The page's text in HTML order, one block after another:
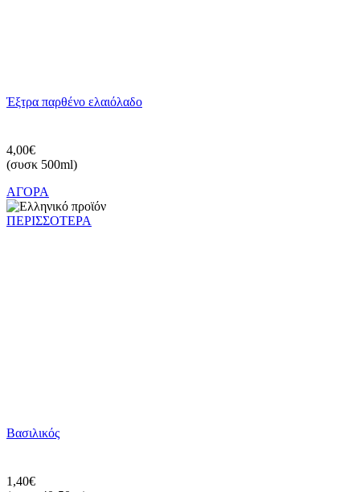
Έξτρα παρθένο ελαιόλαδο
4,00€
(συσκ 500ml)
ΑΓΟΡΑ
ΠΕΡΙΣΣΟΤΕΡΑ
Βασιλικός
1,40€